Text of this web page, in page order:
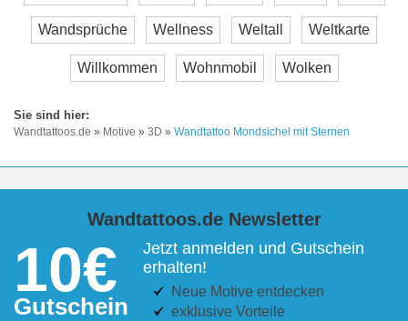
Wandsprüche Wellness Weltall Weltkarte
Willkommen Wohnmobil Wolken
Wandtattoos.de » Motive » 3D » Wandtattoo Mondsichel mit Sternen
Wandtattoos.de Newsletter
10€
Gutschein
Jetzt anmelden und Gutschein
erhalten!
Neue Motive entdecken
exklusive Vorteile